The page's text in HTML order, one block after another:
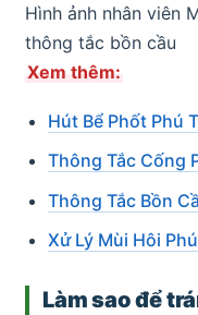
Hình ảnh nhân viên
thông tắc bồn cầu
Xem thêm:
Hút Bể Phốt Phú
Thông Tắc Cống
Thông Tắc Bồn
Xử Lý Mùi Hôi
Làm sao để